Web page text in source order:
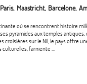
Paris Maastricht Barcelone
où se rencontrent histoire
pyramides aux temples antiques,
croisières sur le Nil, le pays offre
farniente ...